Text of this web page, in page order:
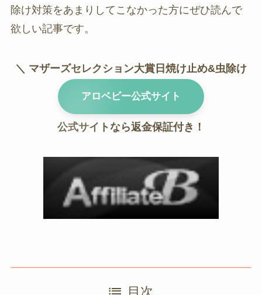
除け対策をあまりしてこなかった方にぜひ読んで
欲しい記事です。
＼ マザーズセレクション大賞日焼け止め&虫除け
アロベビー公式サイト
公式サイトなら返金保証付き！